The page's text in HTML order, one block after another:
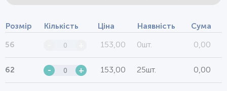
Розмір Кількість Ціна Наявність Сума
56 153,00 0шт. 0,00
62 - + 153,00 25шт. 0,00